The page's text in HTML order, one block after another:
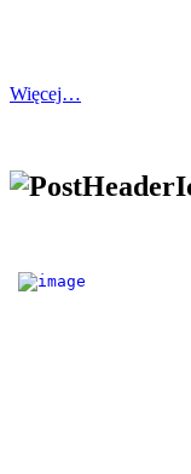
Więcej…